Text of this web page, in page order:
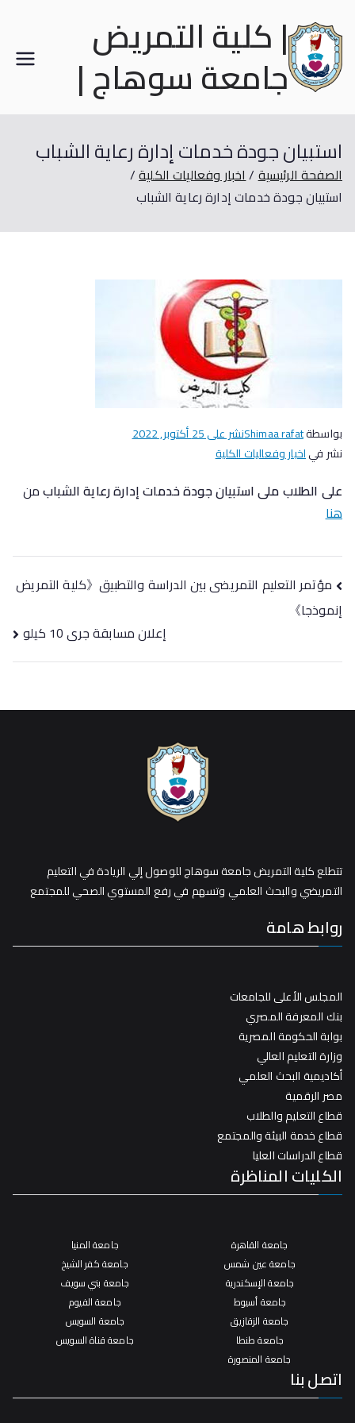
| كلية التمريض
جامعة سوهاج |
استبيان جودة خدمات إدارة رعاية الشباب
الصفحة الرئيسية اخبار وفعاليات الكلية
استبيان جودة خدمات إدارة رعاية الشباب
بواسطةShimaa rafatنشر على25 أكتوبر, 2022
نشر فياخبار وفعاليات الكلية
على الطلاب ملى استبيان جودة خدمات إدارة رعاية الشبابمن
هنا
مؤتمر التعليم التمريضى بين الدراسة والتطبيق《كلية التمريض
إنموذجا》
إعلان مسابقة جرى 10 كيلو
تتطلع كلية التمريض جامعة سوهاج للوصول إلي الريادة في التعليم
التمريضي والبحث العلمي وتسهم في رفع المستوي الصحي للمجتمع
روابط هامة
المجلس الأعلى للجامعات
بنك المعرفة المصري
بوابة الحكومة المصرية
وزارة التعليم العالي
أكاديمية البحث العلمي
مصر الرقمية
قطاع التعليم والطلاب
قطاع خدمة البيئة والمجتمع
قطاع الدراسات العليا
الكليات المناظرة
جامعة القاهرة
جامعة عين شمس
جامعة الإسكندرية
جامعة أسيوط
جامعة الزقازيق
جامعة طنطا
جامعة المنصورة
جامعة المنيا
جامعة كفر الشيخ
جامعة بني سويف
جامعة الفيوم
جامعة السويس
جامعة قناة السويس
اتصل بنا